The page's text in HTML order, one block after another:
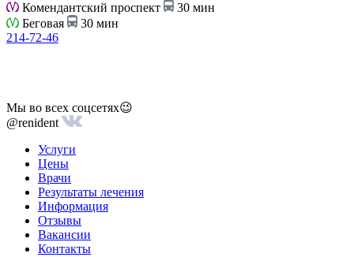
Комендантский проспект
30 мин
Беговая
30 мин
214-72-46
Мы во всех соцсетях😉
@renident
Услуги
Цены
Врачи
Результаты лечения
Информация
Отзывы
Вакансии
Контакты